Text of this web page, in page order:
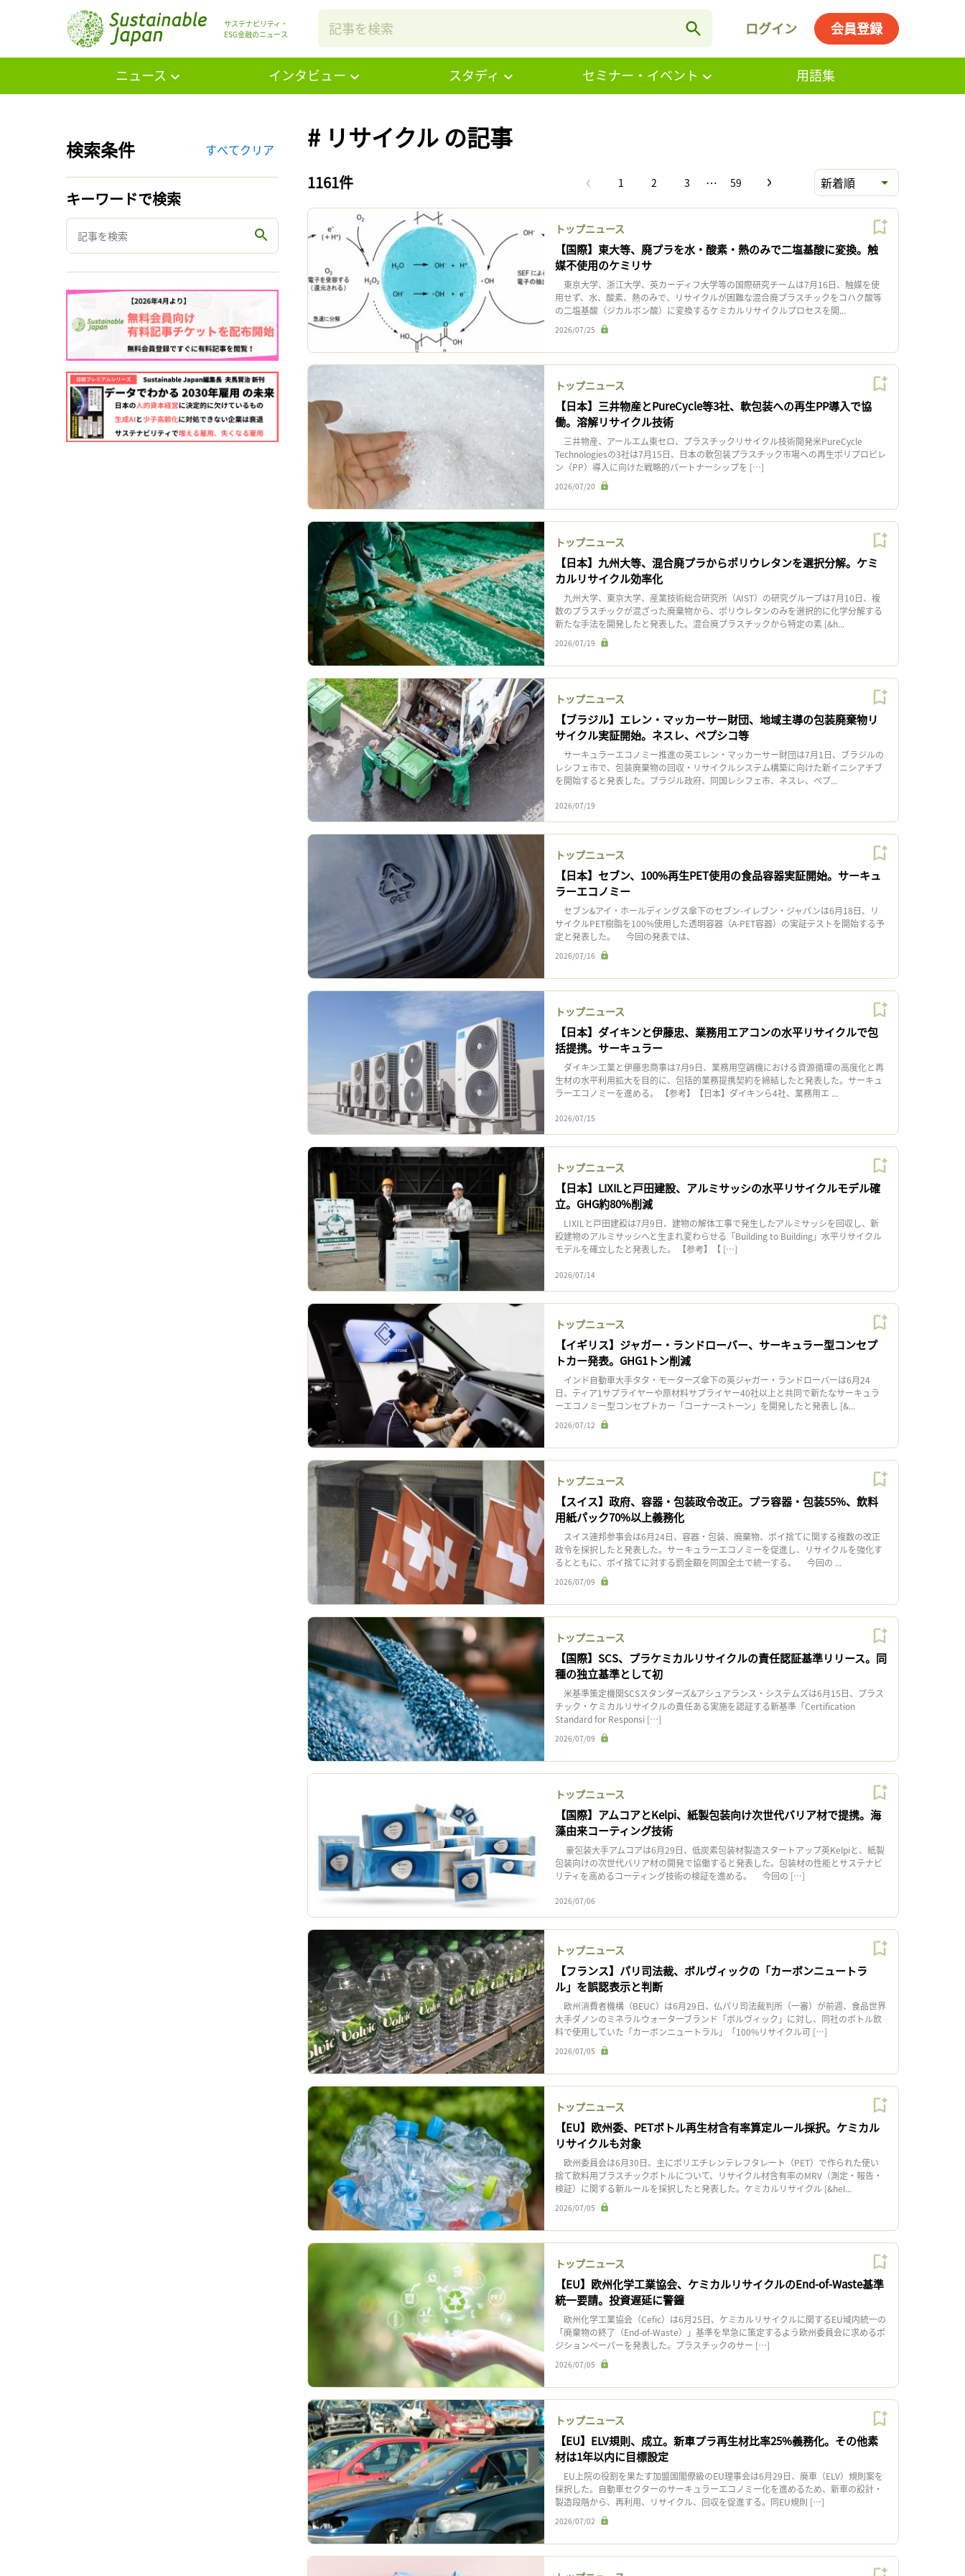
サステナビリティ・
ESG金融のニュース
ログイン 会員登録
ニュース インタビュー スタディ セミナー・イベント 用語集
検索条件 すべてクリア
キーワードで検索
# リサイクル の記事
1161件 1 2 3 … 59 新着順
トップニュース
【国際】東大等、廃プラを水・酸素・熱のみで二塩基酸に変換。触
媒不使用のケミリサ
東京大学、浙江大学、英カーディフ大学等の国際研究チームは7月16日、触媒を使
用せず、水、酸素、熱のみで、リサイクルが困難な混合廃プラスチックをコハク酸等
の二塩基酸（ジカルボン酸）に変換するケミカルリサイクルプロセスを開...
2026/07/25
トップニュース
【日本】三井物産とPureCycle等3社、軟包装への再生PP導入で協
働。溶解リサイクル技術
三井物産、アールエム東セロ、プラスチックリサイクル技術開発米PureCycle
Technologiesの3社は7月15日、日本の軟包装プラスチック市場への再生ポリプロピレ
ン（PP）導入に向けた戦略的パートナーシップを […]
2026/07/20
トップニュース
【日本】九州大等、混合廃プラからポリウレタンを選択分解。ケミ
カルリサイクル効率化
九州大学、東京大学、産業技術総合研究所（AIST）の研究グループは7月10日、複
数のプラスチックが混ざった廃棄物から、ポリウレタンのみを選択的に化学分解する
新たな手法を開発したと発表した。混合廃プラスチックから特定の素 [&h...
2026/07/19
トップニュース
【ブラジル】エレン・マッカーサー財団、地域主導の包装廃棄物リ
サイクル実証開始。ネスレ、ペプシコ等
サーキュラーエコノミー推進の英エレン・マッカーサー財団は7月1日、ブラジルの
レシフェ市で、包装廃棄物の回収・リサイクルシステム構築に向けた新イニシアチブ
を開始すると発表した。ブラジル政府、同国レシフェ市、ネスレ、ペプ...
2026/07/19
トップニュース
【日本】セブン、100%再生PET使用の食品容器実証開始。サーキュ
ラーエコノミー
セブン&アイ・ホールディングス傘下のセブン‐イレブン・ジャパンは6月18日、リ
サイクルPET樹脂を100%使用した透明容器（A-PET容器）の実証テストを開始する予
定と発表した。 今回の発表では、
2026/07/16
トップニュース
【日本】ダイキンと伊藤忠、業務用エアコンの水平リサイクルで包
括提携。サーキュラー
ダイキン工業と伊藤忠商事は7月9日、業務用空調機における資源循環の高度化と再
生材の水平利用拡大を目的に、包括的業務提携契約を締結したと発表した。サーキュ
ラーエコノミーを進める。 【参考】【日本】ダイキンら4社、業務用エ ...
2026/07/15
トップニュース
【日本】LIXILと戸田建設、アルミサッシの水平リサイクルモデル確
立。GHG約80%削減
LIXILと戸田建設は7月9日、建物の解体工事で発生したアルミサッシを回収し、新
設建物のアルミサッシへと生まれ変わらせる「Building to Building」水平リサイクル
モデルを確立したと発表した。 【参考】【 […]
2026/07/14
トップニュース
【イギリス】ジャガー・ランドローバー、サーキュラー型コンセプ
トカー発表。GHG1トン削減
インド自動車大手タタ・モーターズ傘下の英ジャガー・ランドローバーは6月24
日、ティア1サプライヤーや原材料サプライヤー40社以上と共同で新たなサーキュラ
ーエコノミー型コンセプトカー「コーナーストーン」を開発したと発表し [&...
2026/07/12
トップニュース
【スイス】政府、容器・包装政令改正。プラ容器・包装55%、飲料
用紙パック70%以上義務化
スイス連邦参事会は6月24日、容器・包装、廃棄物、ポイ捨てに関する複数の改正
政令を採択したと発表した。サーキュラーエコノミーを促進し、リサイクルを強化す
るとともに、ポイ捨てに対する罰金額を同国全土で統一する。 今回の ...
2026/07/09
トップニュース
【国際】SCS、プラケミカルリサイクルの責任認証基準リリース。同
種の独立基準として初
米基準策定機関SCSスタンダーズ&アシュアランス・システムズは6月15日、プラス
チック・ケミカルリサイクルの責任ある実施を認証する新基準「Certification
Standard for Responsi […]
2026/07/09
トップニュース
【国際】アムコアとKelpi、紙製包装向け次世代バリア材で提携。海
藻由来コーティング技術
‎ 豪包装大手アムコアは6月29日、低炭素包装材製造スタートアップ英Kelpiと、紙製
包装向けの次世代バリア材の開発で協働すると発表した。包装材の性能とサステナビ
リティを高めるコーティング技術の検証を進める。 今回の […]
2026/07/06
トップニュース
【フランス】パリ司法裁、ボルヴィックの「カーボンニュートラ
ル」を誤認表示と判断
欧州消費者機構（BEUC）は6月29日、仏パリ司法裁判所（一審）が前週、食品世界
大手ダノンのミネラルウォーターブランド「ボルヴィック」に対し、同社のボトル飲
料で使用していた「カーボンニュートラル」「100%リサイクル可 […]
2026/07/05
トップニュース
【EU】欧州委、PETボトル再生材含有率算定ルール採択。ケミカル
リサイクルも対象
欧州委員会は6月30日、主にポリエチレンテレフタレート（PET）で作られた使い
捨て飲料用プラスチックボトルについて、リサイクル材含有率のMRV（測定・報告・
検証）に関する新ルールを採択したと発表した。ケミカルリサイクル [&hel...
2026/07/05
トップニュース
【EU】欧州化学工業協会、ケミカルリサイクルのEnd-of-Waste基準
統一要請。投資遅延に警鐘
欧州化学工業協会（Cefic）は6月25日、ケミカルリサイクルに関するEU域内統一の
「廃棄物の終了（End-of-Waste）」基準を早急に策定するよう欧州委員会に求めるポ
ジションペーパーを発表した。プラスチックのサー […]
2026/07/05
トップニュース
【EU】ELV規則、成立。新車プラ再生材比率25%義務化。その他素
材は1年以内に目標設定
EU上院の役割を果たす加盟国閣僚級のEU理事会は6月29日、廃車（ELV）規則案を
採択した。自動車セクターのサーキュラーエコノミー化を進めるため、新車の設計・
製造段階から、再利用、リサイクル、回収を促進する。同EU規則 […]
2026/07/02
記事をお気に入りに保存するには
ログインが必要です
ログイン 会員登録